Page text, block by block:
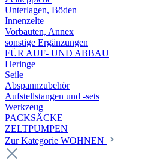
Unterlagen, Böden
Innenzelte
Vorbauten, Annex
sonstige Ergänzungen
FÜR AUF- UND ABBAU
Heringe
Seile
Abspannzubehör
Aufstellstangen und -sets
Werkzeug
PACKSÄCKE
ZELTPUMPEN
Zur Kategorie WOHNEN